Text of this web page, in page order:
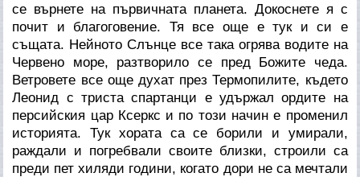
се върнете на първичната планета. Докоснете я с
почит и благоговение. Тя все още е тук и си е
същата. Нейното Слънце все така огрява водите на
Червено море, разтворило се пред Божите чеда.
Ветровете все още духат през Термопилите, където
Леонид с триста спартанци е удържал ордите на
персийския цар Ксеркс и по този начин е променил
историята. Тук хората са се борили и умирали,
раждали и погребвали своите близки, строили са
преди пет хиляди години, когато дори не са мечтали